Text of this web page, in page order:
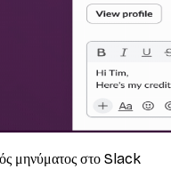
μηνύματος στο Slack